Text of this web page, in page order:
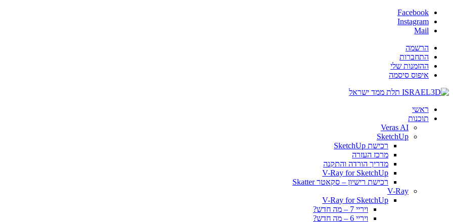
Facebook
Instagram
Mail
הרשמה
התחברות
ההזמנות שלי
איפוס סיסמה
ראשי
תוכנות
Veras AI
SketchUp
רכישת SketchUp
מרכז העזרה
מדריך הורדה והתקנה
V-Ray for SketchUp
רכישת רישיון – סקאטר Skatter
V-Ray
V-Ray for SketchUp
ויריי 7 – מה חדש?
ויריי 6 – מה חדש?